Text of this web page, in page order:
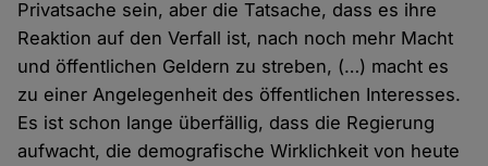
Privatsache sein, aber die Tatsache, dass es ihre
Reaktion auf den Verfall ist, nach noch mehr Macht
und öffentlichen Geldern zu streben, (…) macht es
zu einer Angelegenheit des öffentlichen Interesses.
Es ist schon lange überfällig, dass die Regierung
aufwacht, die demografische Wirklichkeit von heute